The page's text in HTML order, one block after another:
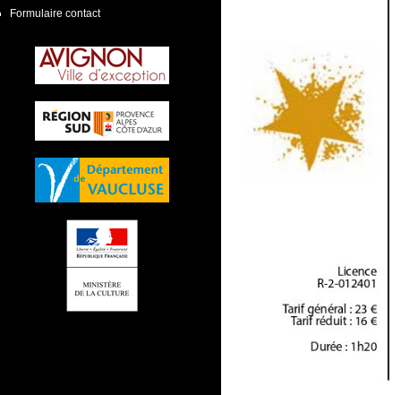
Formulaire contact